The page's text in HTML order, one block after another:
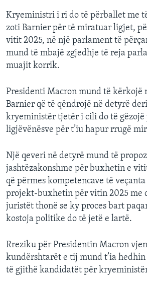
Kryeministri i ri do të përballet me
zoti Barnier për të miratuar ligjet,
vitit 2025, në një parlament të
mund të mbajë zgjedhje të reja
muajit korrik.
Presidenti Macron mund të kërkojë
Barnier që të qëndrojë në detyrë
kryeministër tjetër i cili do të gëzojë
ligjëvënësve për t’iu hapur rrugë
Një qeveri në detyrë mund të
jashtëzakonshme për buxhetin e
që përmes kompetencave të
projekt-buxhetin për vitin 2025 me
juristët thonë se ky proces bart
kostoja politike do të jetë e lartë.
Rreziku për Presidentin Macron
kundërshtarët e tij mund t’ia hedhin
të gjithë kandidatët për